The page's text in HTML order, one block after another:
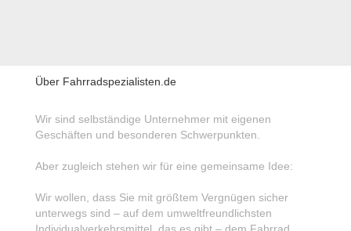
Über Fahrradspezialisten.de
Wir sind selbständige Unternehmer mit eigenen
Geschäften und besonderen Schwerpunkten.
Aber zugleich stehen wir für eine gemeinsame Idee:
Wir wollen, dass Sie mit größtem Vergnügen sicher
unterwegs sind – auf dem umweltfreundlichsten